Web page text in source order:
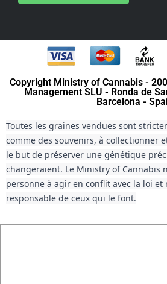
Copyright Ministry of Cannabis -
Management SLU - Ronda de
Barcelona -
Toutes les graines vendues sont
comme des souvenirs, à collectionner
le but de préserver une génétique
changeraient. Le Ministry of Cannabis
personne à agir en conflit avec la loi
responsable de ceux qui le font.